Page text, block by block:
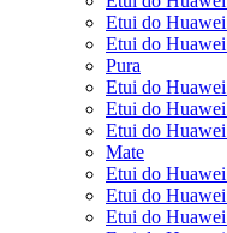
Etui do
Etui do
Pura
Etui do
Etui do
Etui do
Mate
Etui do
Etui do
Etui do